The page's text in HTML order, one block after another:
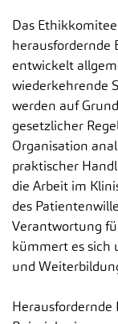
Das
herausfordernde
entwickelt
wiederkehrende
werden auf
gesetzlicher
Organisation
praktischer
die Arbeit im
des
Verantwortung
kümmert es sich
und